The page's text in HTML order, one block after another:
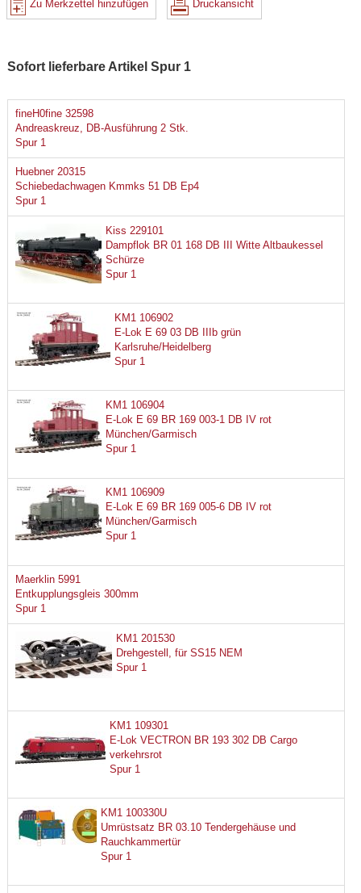
Zu Merkzettel hinzufügen Druckansicht
Sofort lieferbare Artikel Spur 1
fineH0fine 32598
Andreaskreuz, DB-Ausführung 2 Stk.
Spur 1
Huebner 20315
Schiebedachwagen Kmmks 51 DB Ep4
Spur 1
Kiss 229101
Dampflok BR 01 168 DB III Witte Altbaukessel
Schürze
Spur 1
KM1 106902
E-Lok E 69 03 DB IIIb grün
Karlsruhe/Heidelberg
Spur 1
KM1 106904
E-Lok E 69 BR 169 003-1 DB IV rot
München/Garmisch
Spur 1
KM1 106909
E-Lok E 69 BR 169 005-6 DB IV rot
München/Garmisch
Spur 1
Maerklin 5991
Entkupplungsgleis 300mm
Spur 1
KM1 201530
Drehgestell, für SS15 NEM
Spur 1
KM1 109301
E-Lok VECTRON BR 193 302 DB Cargo
verkehrsrot
Spur 1
KM1 100330U
Umrüstsatz BR 03.10 Tendergehäuse und
Rauchkammertür
Spur 1